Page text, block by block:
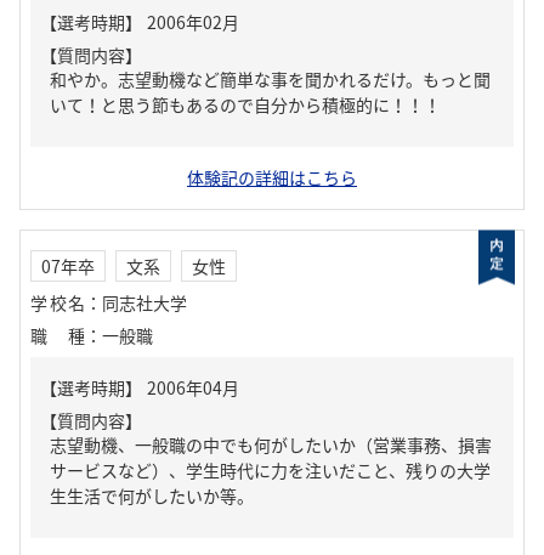
【質問内容】
和やか。志望動機など簡単な事を聞かれるだけ。もっと聞
いて！と思う節もあるので自分から積極的に！！！
体験記の詳細はこちら
07年卒 文系
女性
学校名 ： 同志社大学
職種 ： 一般職
【質問内容】
志望動機、一般職の中でも何がしたいか（営業事務、損害
サービスなど）、学生時代に力を注いだこと、残りの大学
生生活で何がしたいか等。